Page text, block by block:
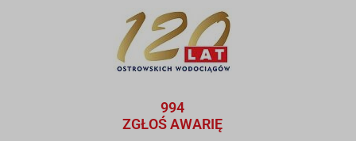
994
ZGŁOŚ AWARIĘ